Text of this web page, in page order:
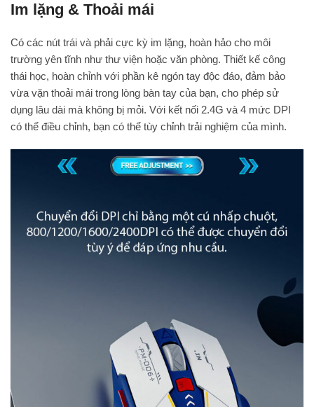
Im lặng & Thoải mái
Có các nút trái và phải cực kỳ im lặng, hoàn hảo cho môi
trường yên tĩnh như thư viện hoặc văn phòng. Thiết kế công
thái học, hoàn chỉnh với phần kê ngón tay độc đáo, đảm bảo
vừa vặn thoải mái trong lòng bàn tay của bạn, cho phép sử
dụng lâu dài mà không bị mỏi. Với kết nối 2.4G và 4 mức DPI
có thể điều chỉnh, bạn có thể tùy chỉnh trải nghiệm của mình.